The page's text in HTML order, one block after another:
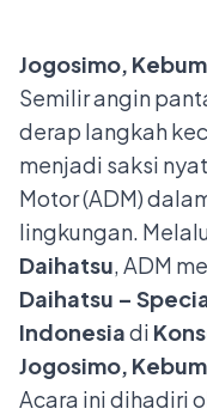
Jogosimo,
Semilir angin
derap langkah
menjadi saksi
Motor (ADM)
lingkungan.
Daihatsu, ADM
Daihatsu –
Indonesiadi
Jogosimo,
Acara ini dihadiri